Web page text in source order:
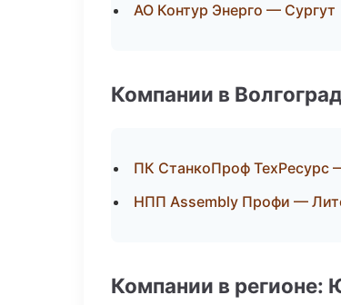
АО Контур Энерго — Сургут
Компании в
ПК СтанкоПроф ТехРесурс
НПП Assembly Профи —
Компании в